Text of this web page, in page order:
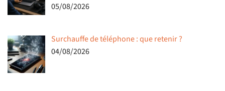
05/08/2026
Surchauffe de téléphone : que retenir ?
04/08/2026